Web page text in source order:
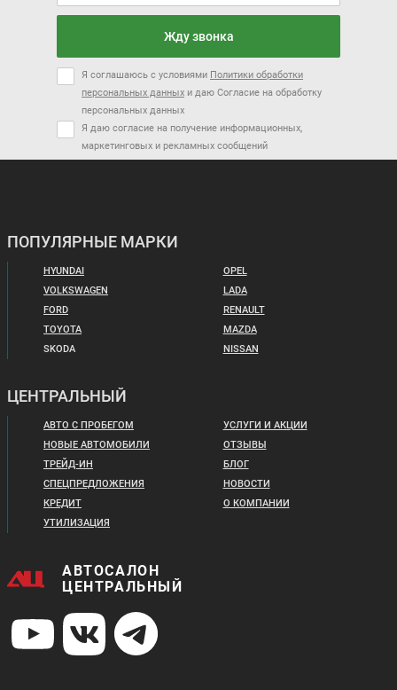
Жду звонка
Я соглашаюсь с условиями Политики обработки
персональных данных и даю Согласие на обработку
персональных данных
Я даю согласие на получение информационных,
маркетинговых и рекламных сообщений
ПОПУЛЯРНЫЕ МАРКИ
HYUNDAI
VOLKSWAGEN
FORD
TOYOTA
SKODA
OPEL
LADA
RENAULT
MAZDA
NISSAN
ЦЕНТРАЛЬНЫЙ
АВТО С ПРОБЕГОМ
НОВЫЕ АВТОМОБИЛИ
ТРЕЙД-ИН
СПЕЦПРЕДЛОЖЕНИЯ
КРЕДИТ
УТИЛИЗАЦИЯ
УСЛУГИ И АКЦИИ
ОТЗЫВЫ
БЛОГ
НОВОСТИ
О КОМПАНИИ
АВТОСАЛОН
ЦЕНТРАЛЬНЫЙ